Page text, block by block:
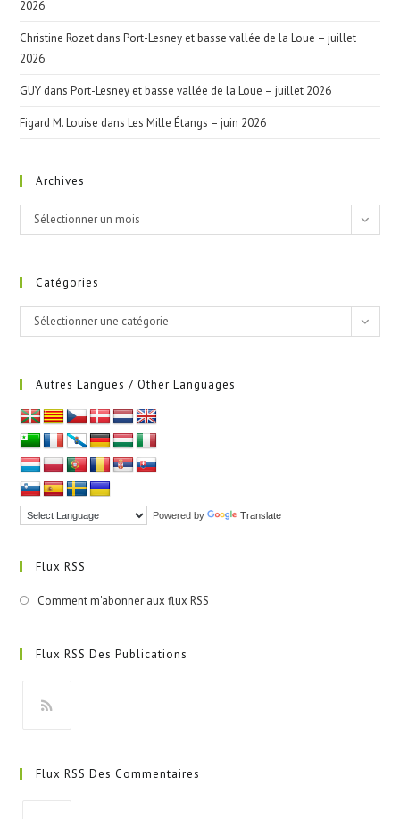
2026
Christine Rozet dansPort-Lesney et basse vallée de la Loue – juillet
2026
GUY dansPort-Lesney et basse vallée de la Loue – juillet 2026
Figard M. Louise dansLes Mille Étangs – juin 2026
Archives
Archives
Sélectionner un mois
Catégories
Catégories
Sélectionner une catégorie
Autres Langues / Other Languages
Powered by Translate
Flux RSS
Comment m'abonner aux flux RSS
Flux RSS Des Publications
un
Flux RSS Des Commentaires